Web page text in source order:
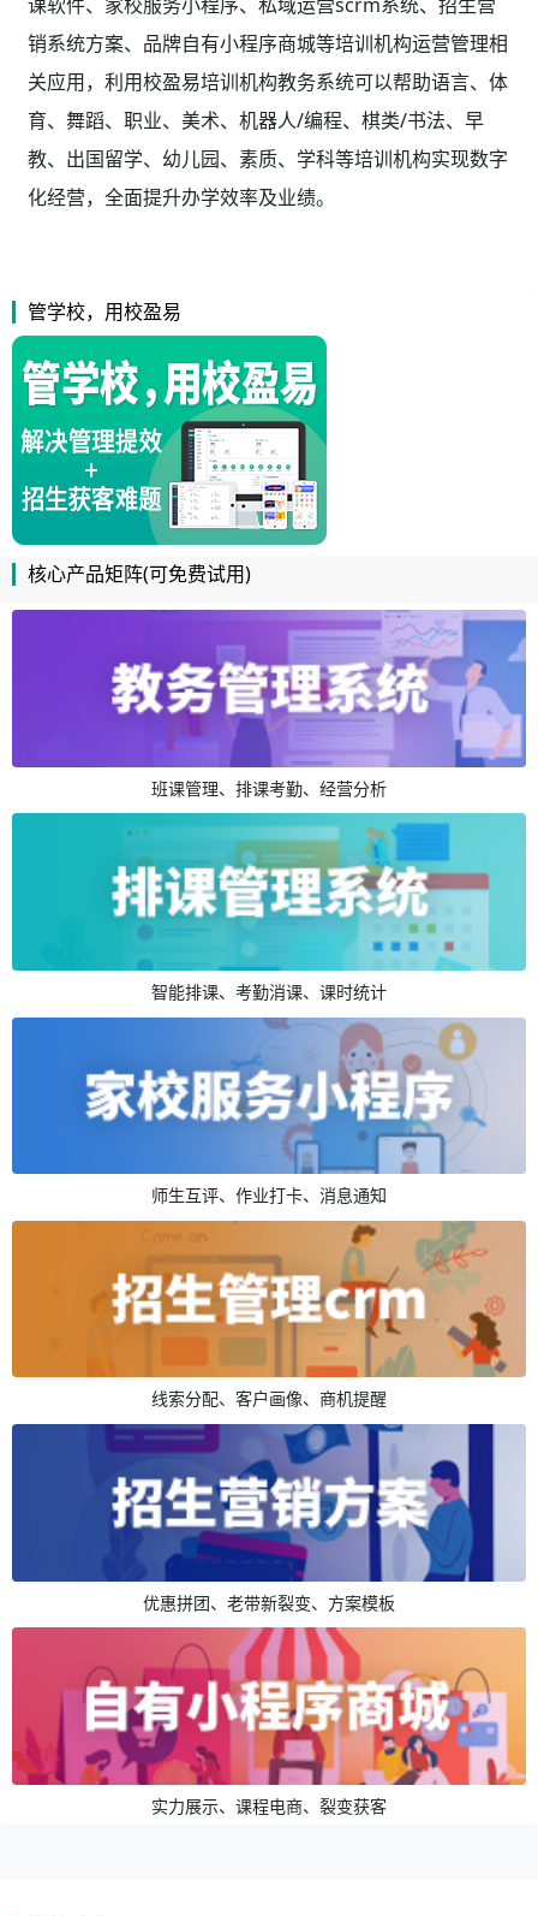
销系统方案、品牌自有小程序商城等培训机构运营管理相
关应用，利用校盈易培训机构教务系统可以帮助语言、体
育、舞蹈、职业、美术、机器人/编程、棋类/书法、早
教、出国留学、幼儿园、素质、学科等培训机构实现数字
化经营，全面提升办学效率及业绩。
管学校，用校盈易
核心产品矩阵(可免费试用)
班课管理、排课考勤、经营分析
智能排课、考勤消课、课时统计
师生互评、作业打卡、消息通知
线索分配、客户画像、商机提醒
优惠拼团、老带新裂变、方案模板
实力展示、课程电商、裂变获客